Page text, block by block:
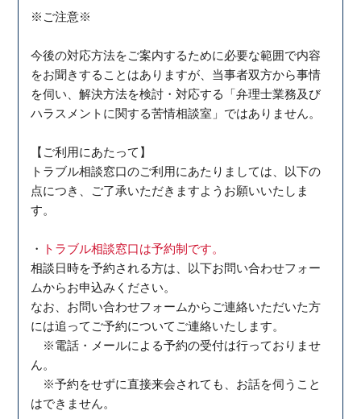
※ご注意※
今後の対応方法をご案内するために必要な範囲で内容
をお聞きすることはありますが、当事者双方から事情
を伺い、解決方法を検討・対応する「弁理士業務及び
ハラスメントに関する苦情相談室」ではありません。
【ご利用にあたって】
トラブル相談窓口のご利用にあたりましては、以下の
点につき、ご了承いただきますようお願いいたしま
す。
・
トラブル相談窓口は予約制です。
相談日時を予約される方は、以下お問い合わせフォー
ムからお申込みください。
なお、お問い合わせフォームからご連絡いただいた方
には追ってご予約についてご連絡いたします。
※電話・メールによる予約の受付は行っておりませ
ん。
※予約をせずに直接来会されても、お話を伺うこと
はできません。